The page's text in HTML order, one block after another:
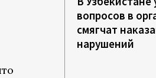
вопросов в
смягчат
нарушений